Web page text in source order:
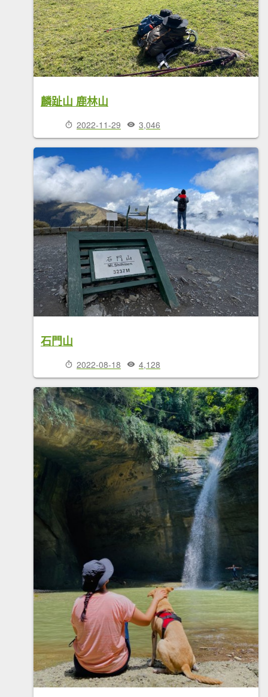
麟趾山 鹿林山
2022-11-29 3,046
石門山
2022-08-18 4,128